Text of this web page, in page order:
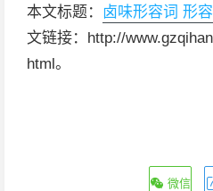
本文标题： 卤味形容词 形
文链接：http://
html。
微信